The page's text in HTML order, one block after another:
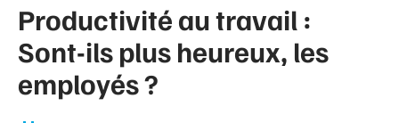
Productivité au travail :
Sont-ils plus heureux, les
employés ?